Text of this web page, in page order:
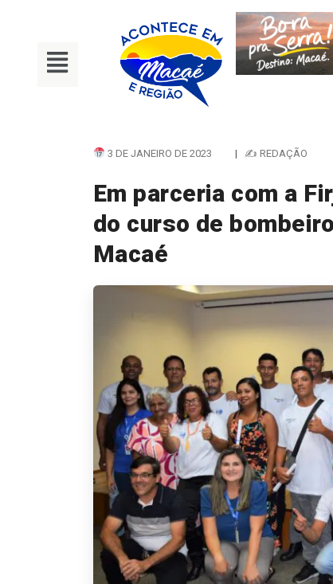
3 DE JANEIRO DE 2023 | ✍ REDAÇÃO
Em parceria com a
do curso de
Macaé